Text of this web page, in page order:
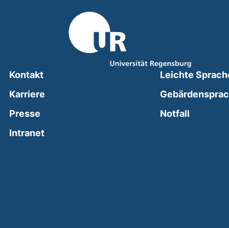
Kontakt
Karriere
Presse
Intranet(external link, opens in a new window)
Leichte
Notfall